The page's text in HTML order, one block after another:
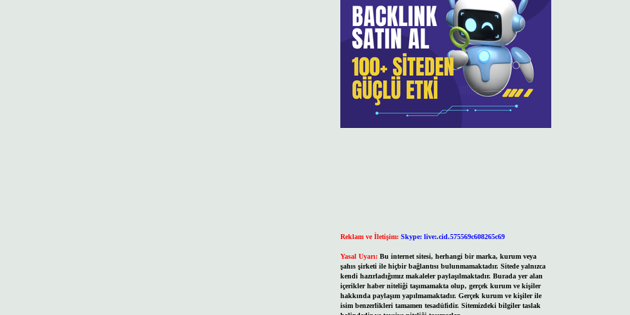
Reklam ve İletişim: Skype: live:.cid.575569c608265c69
Yasal Uyarı: Bu internet sitesi, herhangi bir marka, kurum veya
şahıs şirketi ile hiçbir bağlantısı bulunmamaktadır. Sitede yalnızca
kendi hazırladığımız makaleler paylaşılmaktadır. Burada yer alan
içerikler haber niteliği taşımamakta olup, gerçek kurum ve kişiler
hakkında paylaşım yapılmamaktadır. Gerçek kurum ve kişiler ile
isim benzerlikleri tamamen tesadüfidir. Sitemizdeki bilgiler taslak